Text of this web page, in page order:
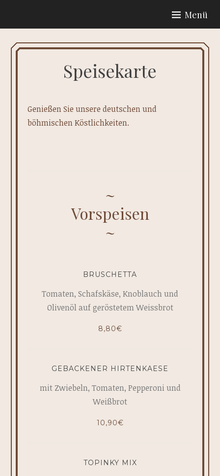
GASTSTÄTTE ZUM WILDEN
MANN
Menü
Speisekarte
Genießen Sie unsere deutschen und
böhmischen Köstlichkeiten.
Vorspeisen
BRUSCHETTA
Tomaten, Schafskäse, Knoblauch und
Olivenöl auf geröstetem Weissbrot
8,80€
GEBACKENER HIRTENKAESE
mit Zwiebeln, Tomaten, Pepperoni und
Weißbrot
10,90€
TOPINKY MIX